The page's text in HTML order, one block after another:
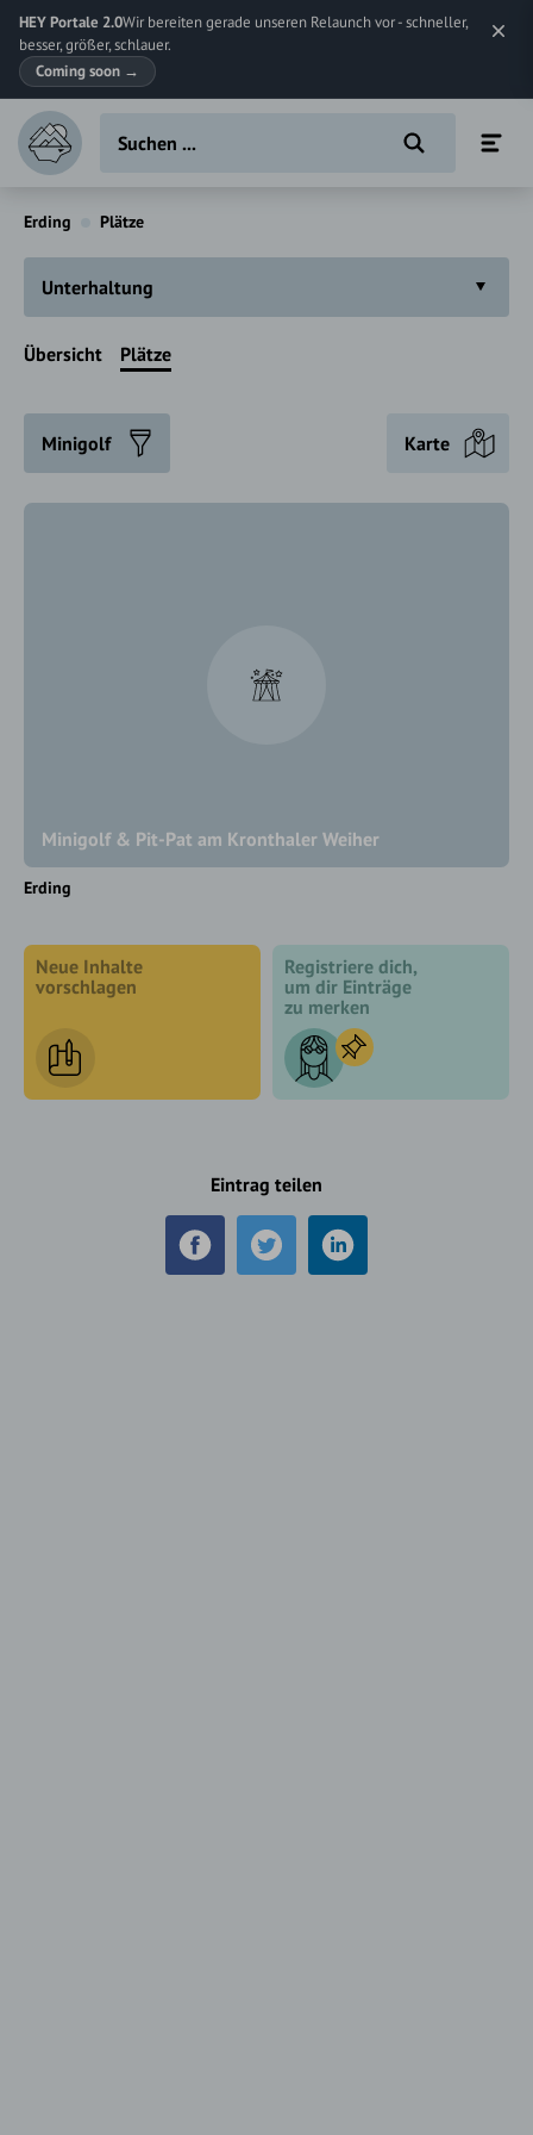
HEY Portale 2.0Wir bereiten gerade unseren Relaunch vor - schneller,
besser, größer, schlauer.
Coming soon →
Erding Plätze
Unterhaltung
Übersicht Plätze
Minigolf Karte
Minigolf & Pit-Pat am Kronthaler Weiher
Erding
Neue Inhalte
vorschlagen
Registriere dich,
um dir Einträge
zu merken
Eintrag teilen